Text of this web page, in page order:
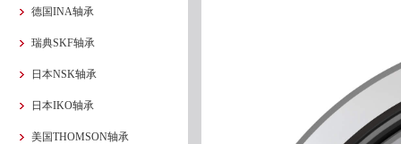
德国INA轴承
瑞典SKF轴承
日本NSK轴承
日本IKO轴承
美国THOMSON轴承